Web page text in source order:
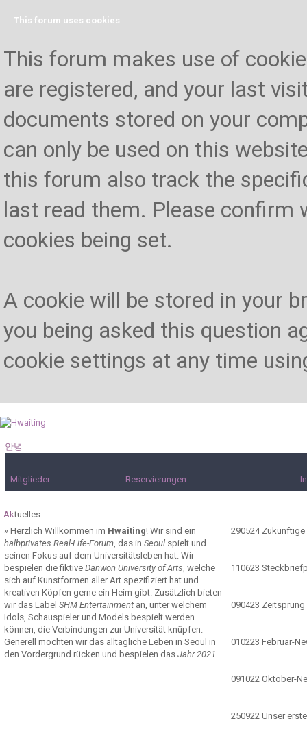
This forum uses cookies
This forum makes use of
are registered, and your last
documents stored on your
can only be used on this
this forum also track the
last read them. Please confirm
cookies being set.
A cookie will be stored in your
you being asked this question
cookie settings at any time
안녕
Mitglieder Reservierungen
Aktuelles
» Herzlich Willkommen im Hwaiting! Wir sind ein
halbprivates Real-Life-Forum, das in Seoul spielt und
seinen Fokus auf dem Universitätsleben hat. Wir
bespielen die fiktive Danwon University of Arts, welche
sich auf Kunstformen aller Art spezifiziert hat und
kreativen Köpfen gerne ein Heim gibt. Zusätzlich bieten
wir das Label SHM Entertainment an, unter welchem
Idols, Schauspieler und Models bespielt werden
können, die Verbindungen zur Universität knüpfen.
Generell möchten wir das alltägliche Leben in Seoul in
den Vordergrund rücken und bespielen das Jahr 2021.
290524Zukünftige
110623
090423
010223 Februar-
091022 Oktober-
250922 Unser